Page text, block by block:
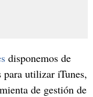
disponemos de
para utilizar iTunes,
de gestión de